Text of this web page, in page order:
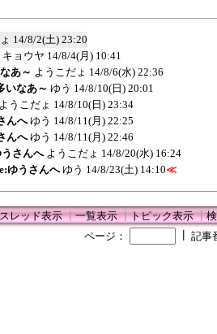
14/8/2(土) 23:20
キョウヤ 14/8/4(月) 10:41
あ～ ようこだょ 14/8/6(水) 22:36
いなあ～ ゆう 14/8/10(日) 20:01
ようこだょ 14/8/10(日) 23:34
んへゆう 14/8/11(月) 22:25
んへゆう 14/8/11(月) 22:46
さんへ ようこだょ 14/8/20(水) 16:24
ゆうさんへゆう 14/8/23(土) 14:10≪
スレッド表示┃一覧表示┃トピック表示┃
ページ：
記事